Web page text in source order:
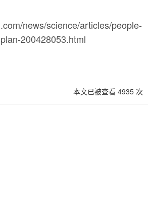
news/science/articles/people-
200428053.html
本文已被查看 4935 次